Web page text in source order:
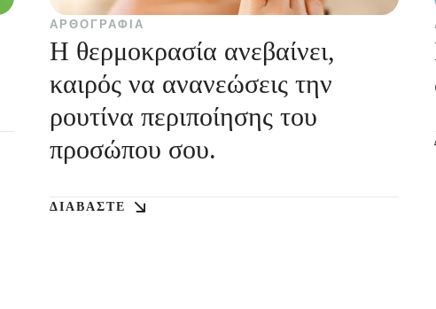
ΑΡΘΟΓΡΑΦΊΑ
Η θερμοκρασία ανεβαίνει,
καιρός να ανανεώσεις την
ρουτίνα περιποίησης του
προσώπου σου.
ΔΙΑΒΆΣΤΕ